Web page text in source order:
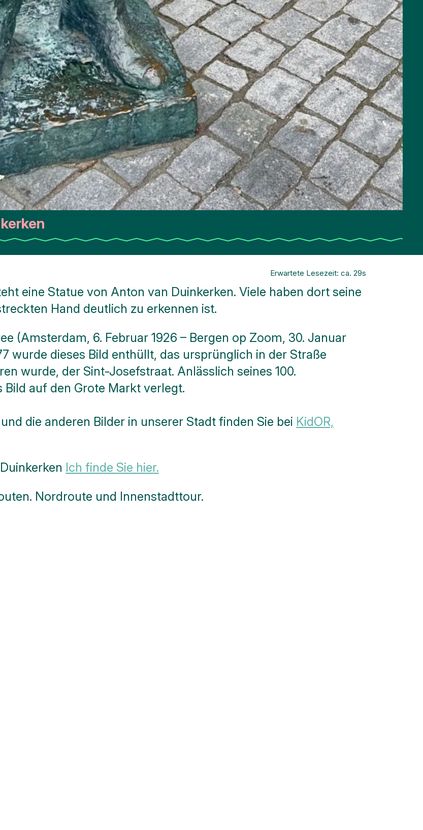
Erwartete Lesezeit: ca. 29s
eine Statue von Anton van Duinkerken. Viele haben dort seine
Hand deutlich zu erkennen ist.
(Amsterdam, 6. Februar 1926 – Bergen op Zoom, 30. Januar
wurde dieses Bild enthüllt, das ursprünglich in der Straße
wurde, der Sint-Josefstraat. Anlässlich seines 100.
auf den Grote Markt verlegt.
die anderen Bilder in unserer Stadt finden Sie bei KidOR,
Ich finde Sie hier.
Nordroute und Innenstadttour.